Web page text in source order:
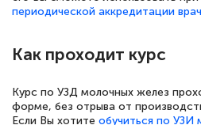
Знаток города 7 уровня
10 марта 2026
периодической аккредитации
Как проходит курс
Курс по УЗД молочных желез
форме, без отрыва от
Если Вы хотите обучиться по УЗИ